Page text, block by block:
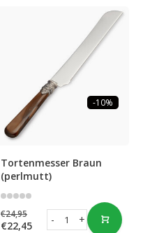
-10%
Tortenmesser Braun
(perlmutt)
€24,95
€22,45 +
-